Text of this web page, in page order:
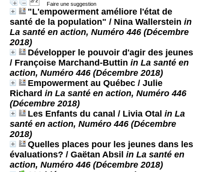
Faire une suggestion
"L'empowerment améliore l'état de
santé de la population" / Nina Wallerstein in
La santé en action, Numéro 446 (Décembre
2018)
Développer le pouvoir d'agir des jeunes
/ Françoise Marchand-Buttin in La santé en
action, Numéro 446 (Décembre 2018)
Empowerment au Québec / Julie
Richard in La santé en action, Numéro 446
(Décembre 2018)
Les Enfants du canal / Livia Otal in La
santé en action, Numéro 446 (Décembre
2018)
Quelles places pour les jeunes dans les
évaluations? / Gaëtan Absil in La santé en
action, Numéro 446 (Décembre 2018)